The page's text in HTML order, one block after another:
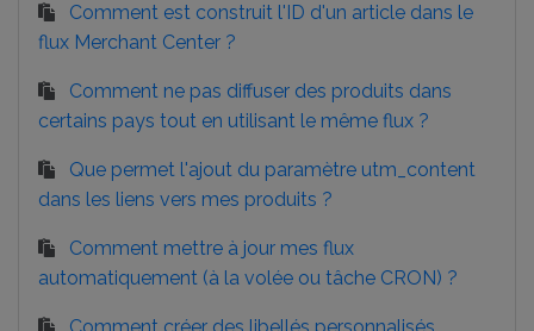
Comment est construit l'ID d'un article dans le
flux Merchant Center ?
Comment ne pas diffuser des produits dans
certains pays tout en utilisant le même flux ?
Que permet l'ajout du paramètre utm_content
dans les liens vers mes produits ?
Comment mettre à jour mes flux
automatiquement (à la volée ou tâche CRON) ?